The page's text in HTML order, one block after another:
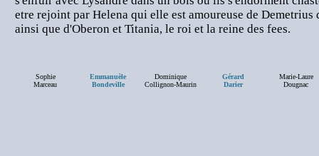
etre rejoint par Helena qui elle est amoureuse de
ainsi que d'Oberon et Titania, le roi et la reine des fees.
Sophie
Marceau
Emmanuèle
Bondeville
Dominique
Collignon-Maurin
Gérard
Darier
Marie-Laure
Dougnac